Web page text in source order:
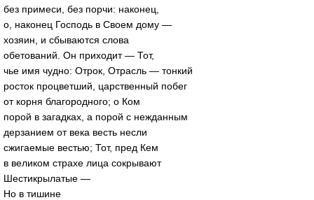
без примеси, без порчи: наконец,
о, наконец Господь в Своем дому —
хозяин, и сбываются слова
обетований. Он приходит — Тот,
чье имя чудно: Отрок, Отрасль — тонкий
росток процветший, царственный побег
от корня благородного; о Ком
порой в загадках, а порой с нежданным
дерзанием от века весть несли
сжигаемые вестью; Тот, пред Кем
в великом страхе лица сокрывают
Шестикрылатые —
Но в тишине